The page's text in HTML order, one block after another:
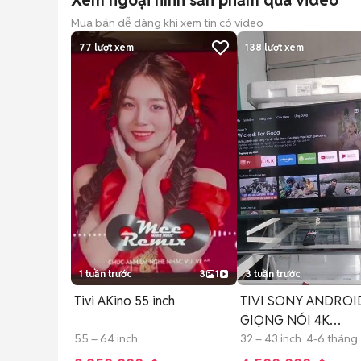
Mua bán dễ dàng khi xem tin có video
77 lượt xem
1 tuần trước 3 1
Tivi AKino 55 inch
55 – 64 inch
138 lượt xem
3 tuần trước
TIVI SONY
GIỌNG NÓI 4K
BLUETOOTH
32 – 43 inch 4-6 tháng